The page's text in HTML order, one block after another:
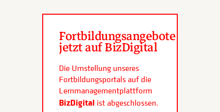
Fortbildungsangebote
jetzt auf BizDigital
Die Umstellung unseres
Fortbildungsportals auf die
Lernmanagementplattform
BizDigital ist abgeschlossen.